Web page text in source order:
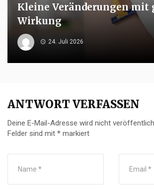
Kleine Veränderungen mit
Wirkung
24. Juli 2026
ANTWORT VERFASSEN
Deine E-Mail-Adresse wird nicht
Felder sind mit * markiert